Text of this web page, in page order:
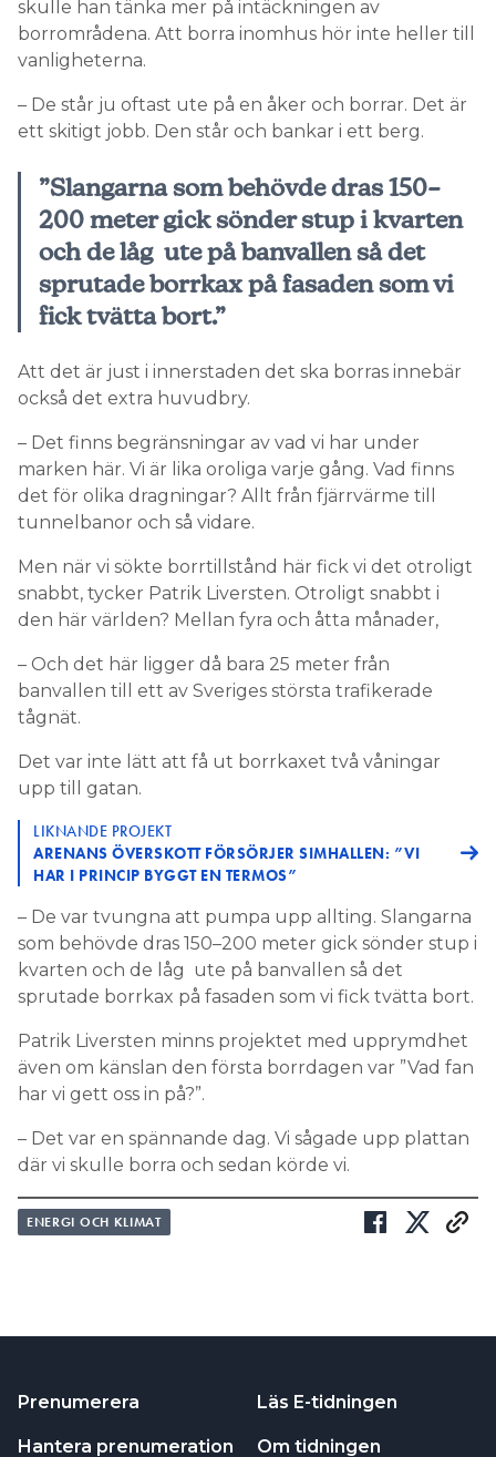
skulle han tänka mer på intäckningen av
borrområdena. Att borra inomhus hör inte heller till
vanligheterna.
– De står ju oftast ute på en åker och borrar. Det är
ett skitigt jobb. Den står och bankar i ett berg.
”Slangarna som behövde dras 150–
200 meter gick sönder stup i kvarten
och de låg ute på banvallen så det
sprutade borrkax på fasaden som vi
fick tvätta bort.”
Att det är just i innerstaden det ska borras innebär
också det extra huvudbry.
– Det finns begränsningar av vad vi har under
marken här. Vi är lika oroliga varje gång. Vad finns
det för olika dragningar? Allt från fjärrvärme till
tunnelbanor och så vidare.
Men när vi sökte borrtillstånd här fick vi det otroligt
snabbt, tycker Patrik Liversten. Otroligt snabbt i
den här världen? Mellan fyra och åtta månader,
– Och det här ligger då bara 25 meter från
banvallen till ett av Sveriges största trafikerade
tågnät.
Det var inte lätt att få ut borrkaxet två våningar
upp till gatan.
LIKNANDE PROJEKT
ARENANS ÖVERSKOTT FÖRSÖRJER SIMHALLEN: ”VI
HAR I PRINCIP BYGGT EN TERMOS”
– De var tvungna att pumpa upp allting. Slangarna
som behövde dras 150–200 meter gick sönder stup i
kvarten och de låg ute på banvallen så det
sprutade borrkax på fasaden som vi fick tvätta bort.
Patrik Liversten minns projektet med upprymdhet
även om känslan den första borrdagen var ”Vad fan
har vi gett oss in på?”.
– Det var en spännande dag. Vi sågade upp plattan
där vi skulle borra och sedan körde vi.
ENERGI OCH KLIMAT
Prenumerera
Hantera prenumeration
Läs E-tidningen
Om tidningen